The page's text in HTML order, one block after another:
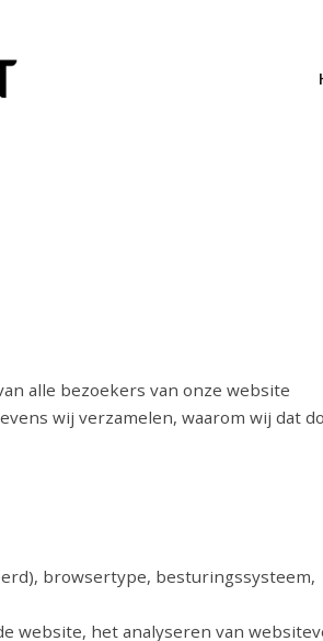
alle bezoekers van onze website
wij verzamelen, waarom wij dat
browsertype, besturingssysteem,
website, het analyseren van